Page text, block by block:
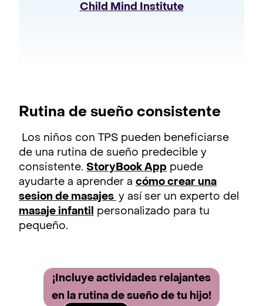
Child Mind Institute
Rutina de sueño consistente
Los niños con TPS pueden beneficiarse
de una rutina de sueño predecible y
consistente. StoryBook App puede
ayudarte a aprender a cómo crear una
sesion de masajes y así ser un experto del
masaje infantil
personalizado para tu
pequeño.
¡Incluye activida des relajantes
en la rutina de sueño de tu hijo!